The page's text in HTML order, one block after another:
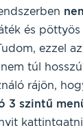
és
ezzel
túl
rájön,
3 szintű